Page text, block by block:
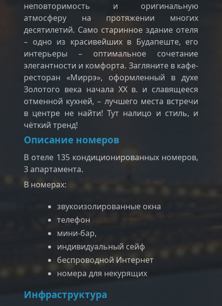
неповторимость и оригинальную
атмосферу на протяжении многих
десятилетий. Само старинное здание отеля
– одно из красивейших в Будапеште, его
интерьеры – оптимальное сочетание
элегантности и комфорта. Загляните в кафе-
ресторан «Миррэ», оформленный в духе
Золотого века начала ХХ в. и славящееся
отменной кухней, – лучшего места встречи
в центре не найти! Тут налицо и стиль, и
чёткий тренд!
Описание номеров
В отеле 135 кондиционированных номеров,
3 апартамента.
В номерах:
звукоизолированные окна
телефон
мини-бар,
индивидуальный сейф
беспроводной Интернет
номера для некурящих
Инфраструктура